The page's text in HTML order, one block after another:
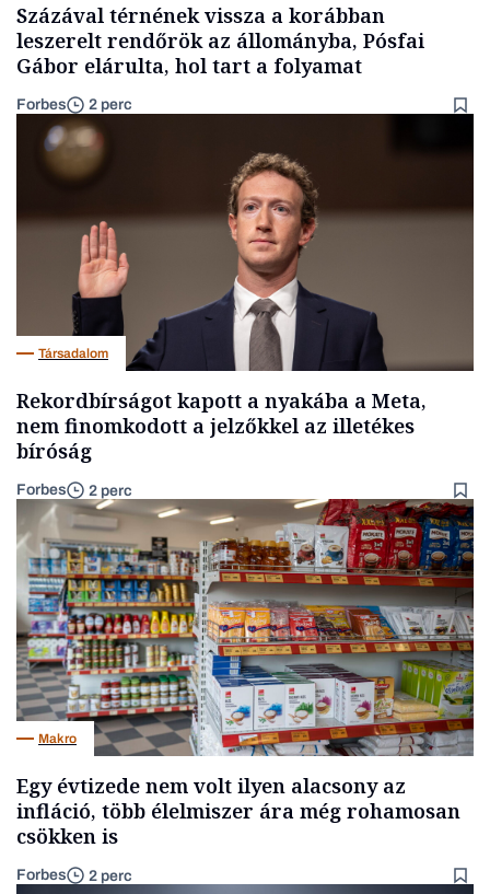
Százával térnének vissza a korábban
leszerelt rendőrök az állományba, Pósfai
Gábor elárulta, hol tart a folyamat
Forbes 2 perc
Társadalom
Rekordbírságot kapott a nyakába a Meta,
nem finomkodott a jelzőkkel az illetékes
bíróság
Forbes 2 perc
Makro
Egy évtizede nem volt ilyen alacsony az
infláció, több élelmiszer ára még rohamosan
csökken is
Forbes 2 perc